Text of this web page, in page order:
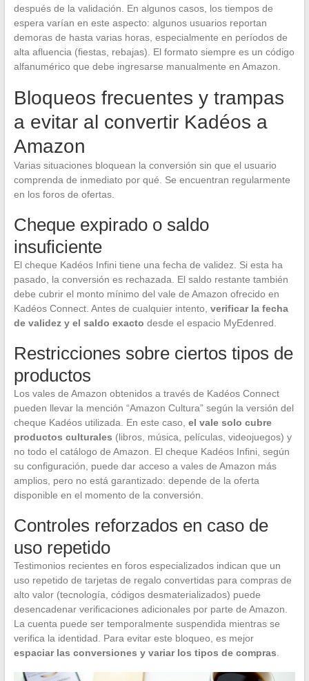
después de la validación. En algunos casos, los tiempos de
espera varían en este aspecto: algunos usuarios reportan
demoras de hasta varias horas, especialmente en períodos de
alta afluencia (fiestas, rebajas). El formato siempre es un código
alfanumérico que debe ingresarse manualmente en Amazon.
Bloqueos frecuentes y trampas
a evitar al convertir Kadéos a
Amazon
Varias situaciones bloquean la conversión sin que el usuario
comprenda de inmediato por qué. Se encuentran regularmente
en los foros de ofertas.
Cheque expirado o saldo
insuficiente
El cheque Kadéos Infini tiene una fecha de validez. Si esta ha
pasado, la conversión es rechazada. El saldo restante también
debe cubrir el monto mínimo del vale de Amazon ofrecido en
Kadéos Connect. Antes de cualquier intento, verificar la fecha
de validez y el saldo exacto desde el espacio MyEdenred.
Restricciones sobre ciertos tipos de
productos
Los vales de Amazon obtenidos a través de Kadéos Connect
pueden llevar la mención “Amazon Cultura” según la versión del
cheque Kadéos utilizada. En este caso, el vale solo cubre
productos culturales (libros, música, películas, videojuegos) y
no todo el catálogo de Amazon. El cheque Kadéos Infini, según
su configuración, puede dar acceso a vales de Amazon más
amplios, pero no está garantizado: depende de la oferta
disponible en el momento de la conversión.
Controles reforzados en caso de
uso repetido
Testimonios recientes en foros especializados indican que un
uso repetido de tarjetas de regalo convertidas para compras de
alto valor (tecnología, códigos desmaterializados) puede
desencadenar verificaciones adicionales por parte de Amazon.
La cuenta puede ser temporalmente suspendida mientras se
verifica la identidad. Para evitar este bloqueo, es mejor
espaciar las conversiones y variar los tipos de compras